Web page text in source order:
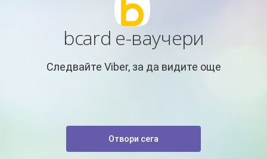
bcard е-ваучери
Следвайте Viber, за да видите още
Отвори сега